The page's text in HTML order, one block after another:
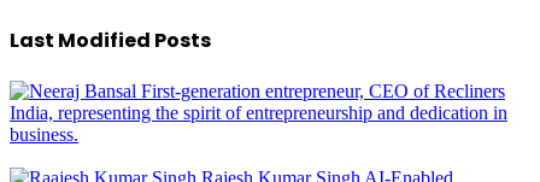
Last Modified Posts